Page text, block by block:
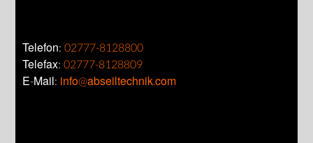
Telefon:02777-8128800
Telefax:02777-8128809
E-Mail: info@abseiltechnik.com